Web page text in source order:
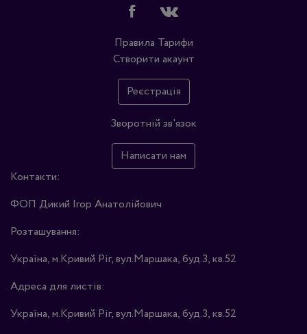
Правила Тарифи
Створити акаунт
Реєстрація
Зворотній зв'язок
Написати нам
Контакти:
ФОП Дикий Ігор Анатолійович
Розташування:
Україна, м.Кривий Ріг, вул.Маршака, буд.3, кв.52
Адреса для листів:
Україна, м.Кривий Ріг, вул.Маршака, буд.3, кв.52